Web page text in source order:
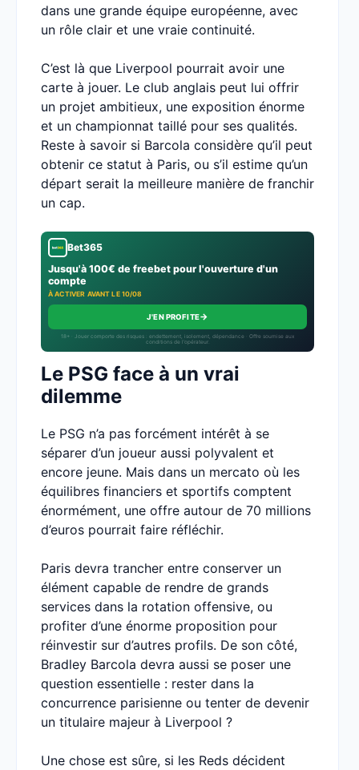
dans une grande équipe européenne, avec
un rôle clair et une vraie continuité.
C’est là que Liverpool pourrait avoir une
carte à jouer. Le club anglais peut lui offrir
un projet ambitieux, une exposition énorme
et un championnat taillé pour ses qualités.
Reste à savoir si Barcola considère qu’il peut
obtenir ce statut à Paris, ou s’il estime qu’un
départ serait la meilleure manière de franchir
un cap.
Bet365
Jusqu'à 100€ de freebet pour l'ouverture d'un
compte
À ACTIVER AVANT LE 10/08
J'EN PROFITE→
18+ · Jouer comporte des risques : endettement, isolement, dépendance · Offre soumise aux
conditions de l’opérateur.
Le PSG face à un vrai
dilemme
Le PSG n’a pas forcément intérêt à se
séparer d’un joueur aussi polyvalent et
encore jeune. Mais dans un mercato où les
équilibres financiers et sportifs comptent
énormément, une offre autour de 70 millions
d’euros pourrait faire réfléchir.
Paris devra trancher entre conserver un
élément capable de rendre de grands
services dans la rotation offensive, ou
profiter d’une énorme proposition pour
réinvestir sur d’autres profils. De son côté,
Bradley Barcola devra aussi se poser une
question essentielle : rester dans la
concurrence parisienne ou tenter de devenir
un titulaire majeur à Liverpool ?
Une chose est sûre, si les Reds décident